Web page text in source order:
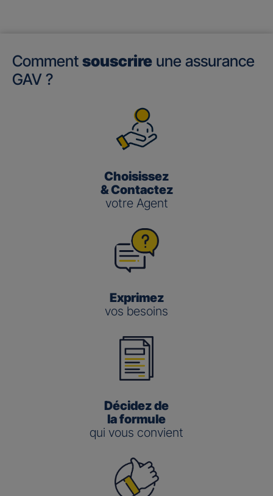
Comment souscrire une assurance
GAV ?
Choisissez
& Contactez
votre Agent
Exprimez
vos besoins
Décidez de
la formule
qui vous convient